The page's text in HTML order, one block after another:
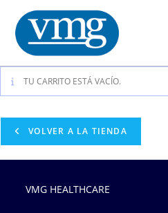
TU CARRITO ESTÁ VACÍO.
VOLVER A LA TIENDA
VMG HEALTHCARE